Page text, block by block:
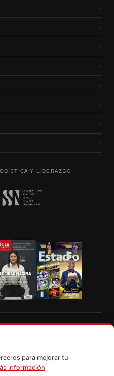
›
›
›
›
›
›
›
›
Y LIDERAZGO
contenidos de Vistazo.com.
para mejorar tu
información